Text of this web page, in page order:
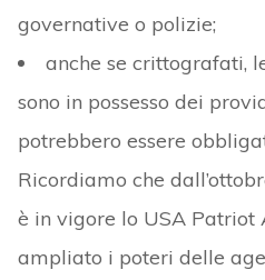
governative o polizie;
anche se crittografati,
sono in possesso dei
potrebbero essere
Ricordiamo che
è in vigore lo USA Patriot
ampliato i poteri delle